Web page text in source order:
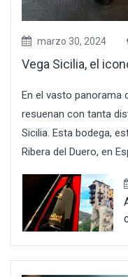
marzo 30, 2024
Vega Sicilia, el
En el vasto panorama
resuenan con tanta
Sicilia. Esta bodega,
Ribera del Duero, en